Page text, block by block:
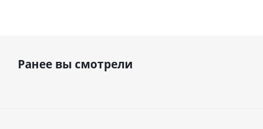
Ранее вы смотрели